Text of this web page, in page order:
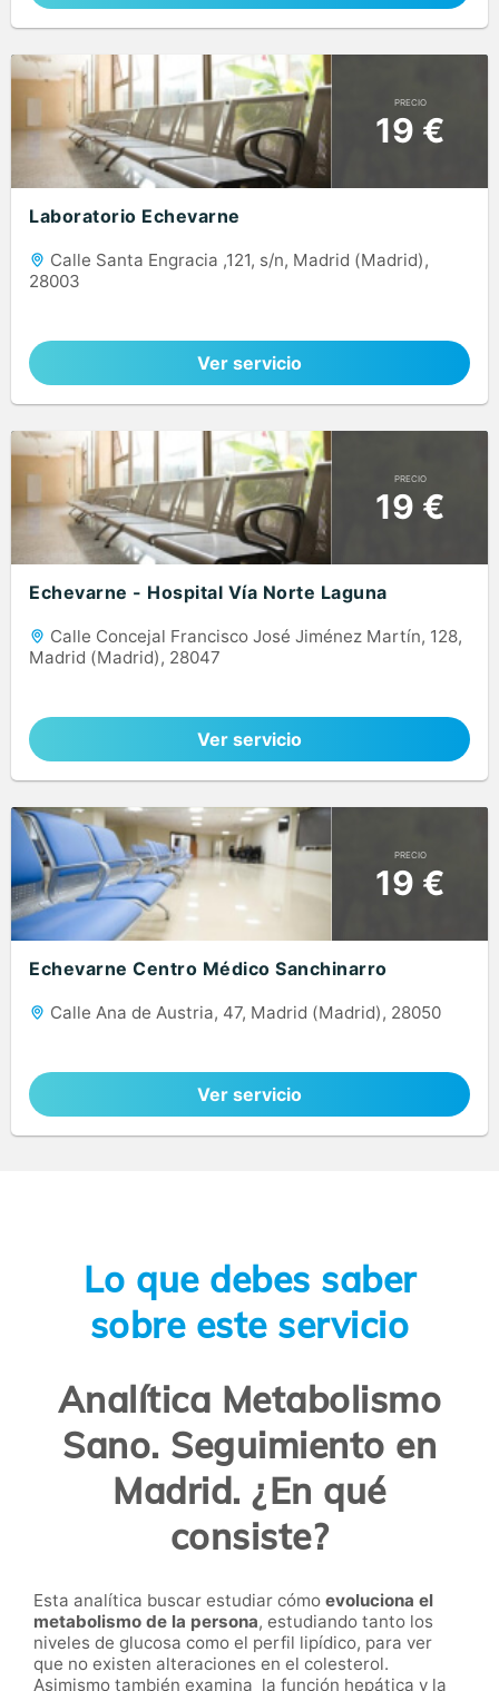
PRECIO
19 €
Laboratorio Echevarne
Calle Santa Engracia ,121, s/n, Madrid (Madrid),
28003
Ver servicio
PRECIO
19 €
Echevarne - Hospital Vía Norte Laguna
Calle Concejal Francisco José Jiménez Martín, 128,
Madrid (Madrid), 28047
Ver servicio
PRECIO
19 €
Echevarne Centro Médico Sanchinarro
Calle Ana de Austria, 47, Madrid (Madrid), 28050
Ver servicio
Lo que debes saber
sobre este servicio
Analítica Metabolismo
Sano. Seguimiento en
Madrid. ¿En qué
consiste?
Esta analítica buscar estudiar cómo evoluciona el
metabolismo de la persona, estudiando tanto los
niveles de glucosa como el perfil lipídico, para ver
que no existen alteraciones en el colesterol.
Asimismo también examina la función hepática y la